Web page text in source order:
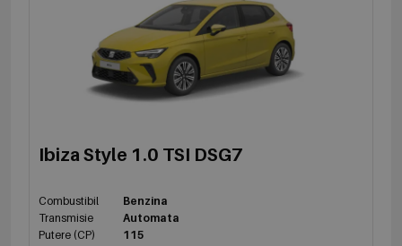
Ibiza Style 1.0 TSI DSG7
Combustibil
Benzina
Transmisie
Automata
Putere (CP)
115